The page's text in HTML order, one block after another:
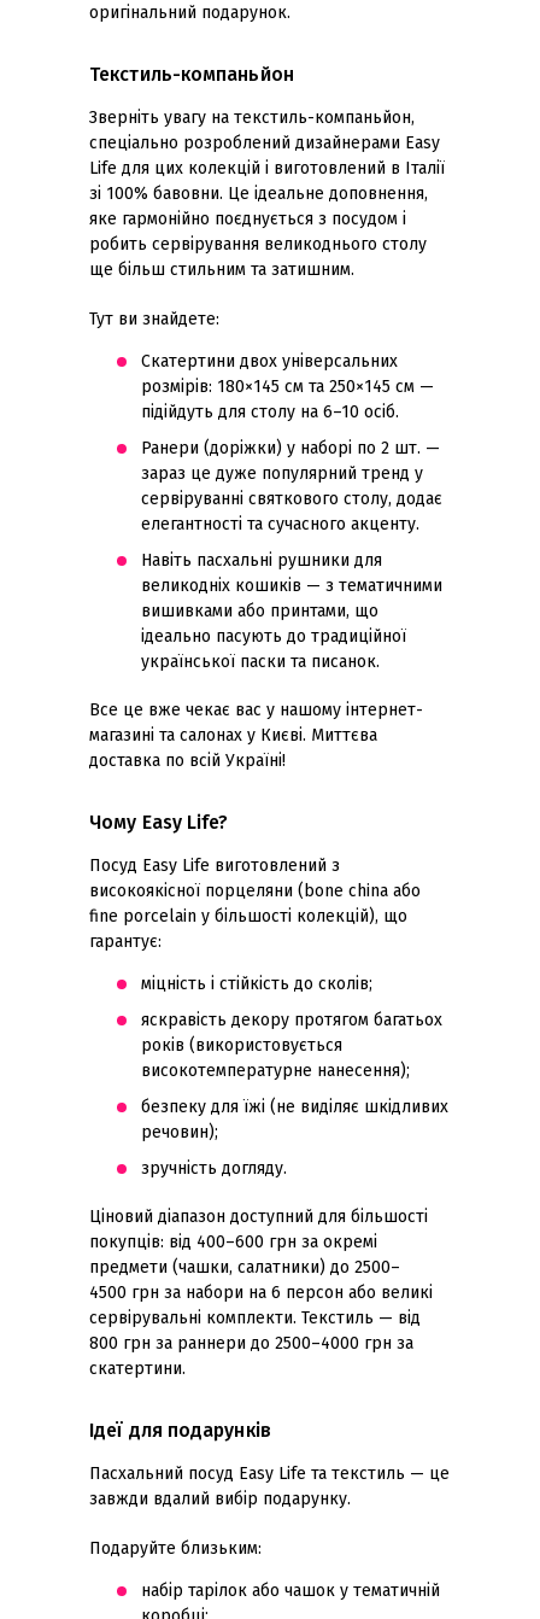
оригінальний подарунок.
Текстиль-компаньйон
Зверніть увагу на текстиль-компаньйон,
спеціально розроблений дизайнерами Easy
Life для цих колекцій і виготовлений в Італії
зі 100% бавовни. Це ідеальне доповнення,
яке гармонійно поєднується з посудом і
робить сервірування великоднього столу
ще більш стильним та затишним.
Тут ви знайдете:
Скатертини двох універсальних
розмірів: 180×145 см та 250×145 см —
підійдуть для столу на 6–10 осіб.
Ранери (доріжки) у наборі по 2 шт. —
зараз це дуже популярний тренд у
сервіруванні святкового столу, додає
елегантності та сучасного акценту.
Навіть пасхальні рушники для
великодніх кошиків — з тематичними
вишивками або принтами, що
ідеально пасують до традиційної
української паски та писанок.
Все це вже чекає вас у нашому інтернет-
магазині та салонах у Києві. Миттєва
доставка по всій Україні!
Чому Easy Life?
Посуд Easy Life виготовлений з
високоякісної порцеляни (bone china або
fine porcelain у більшості колекцій), що
гарантує:
міцність і стійкість до сколів;
яскравість декору протягом багатьох
років (використовується
високотемпературне нанесення);
безпеку для їжі (не виділяє шкідливих
речовин);
зручність догляду.
Ціновий діапазон доступний для більшості
покупців: від 400–600 грн за окремі
предмети (чашки, салатники) до 2500–
4500 грн за набори на 6 персон або великі
сервірувальні комплекти. Текстиль — від
800 грн за раннери до 2500–4000 грн за
скатертини.
Ідеї для подарунків
Пасхальний посуд Easy Life та текстиль — це
завжди вдалий вибір подарунку.
Подаруйте близьким:
набір тарілок або чашок у тематичній